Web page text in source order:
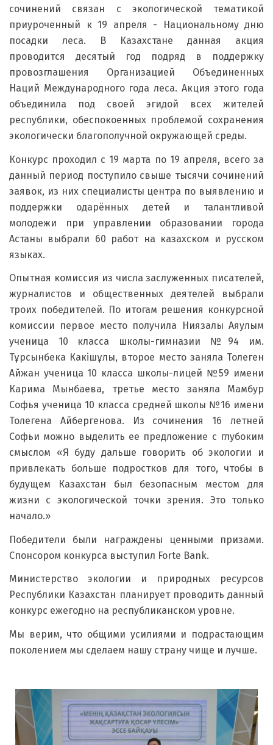
сочинений связан с экологической тематикой
приуроченный к 19 апреля - Национальному дню
посадки леса. В Казахстане данная акция
проводится десятый год подряд в поддержку
провозглашения Организацией Объединенных
Наций Международного года леса. Акция этого года
объединила под своей эгидой всех жителей
республики, обеспокоенных проблемой сохранения
экологически благополучной окружающей среды.
Конкурс проходил с 19 марта по 19 апреля, всего за
данный период поступило свыше тысячи сочинений
заявок, из них специалисты центра по выявлению и
поддержки одарённых детей и талантливой
молодежи при управлении образовании города
Астаны выбрали 60 работ на казахском и русском
языках.
Опытная комиссия из числа заслуженных писателей,
журналистов и общественных деятелей выбрали
троих победителей. По итогам решения конкурсной
комиссии первое место получила Ниязалы Аяулым
ученица 10 класса школы-гимназии №94 им.
Тұрсынбека Какішұлы, второе место заняла Толеген
Айжан ученица 10 класса школы-лицей №59 имени
Карима Мынбаева, третье место заняла Мамбур
Софья ученица 10 класса средней школы №16 имени
Толегена Айбергенова. Из сочинения 16 летней
Софьи можно выделить ее предложение с глубоким
смыслом «Я буду дальше говорить об экологии и
привлекать больше подростков для того, чтобы в
будущем Казахстан был безопасным местом для
жизни с экологической точки зрения. Это только
начало.»
Победители были награждены ценными призами.
Спонсором конкурса выступил Forte Bank.
Министерство экологии и природных ресурсов
Республики Казахстан планирует проводить данный
конкурс ежегодно на республиканском уровне.
Мы верим, что общими усилиями и подрастающим
поколением мы сделаем нашу страну чище и лучше.